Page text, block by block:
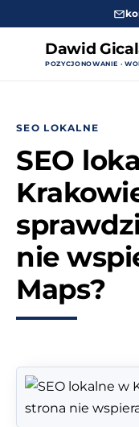
Dawid
POZYCJONOWANIE ·
treściSEO LOKALNE
SEO
nie
Maps?